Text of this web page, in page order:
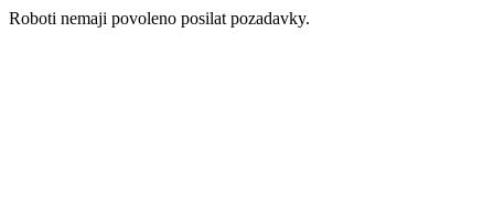
Roboti nemaji povoleno posilat pozadavky.